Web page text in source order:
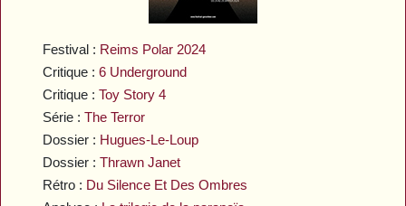
Festival : Reims Polar 2024
Critique :6 Underground
Critique :Toy Story 4
Série :The Terror
Dossier : Hugues-Le-Loup
Dossier :Thrawn Janet
Rétro : Du Silence Et Des Ombres